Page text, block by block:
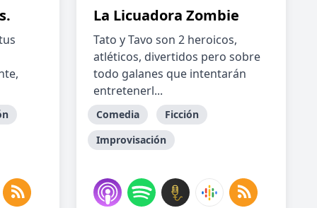
La Licuadora Zombie
Tato y Tavo son 2 heroicos,
atléticos, divertidos pero sobre
todo galanes que intentarán
entretenerl...
Comedia
Ficción
Improvisación